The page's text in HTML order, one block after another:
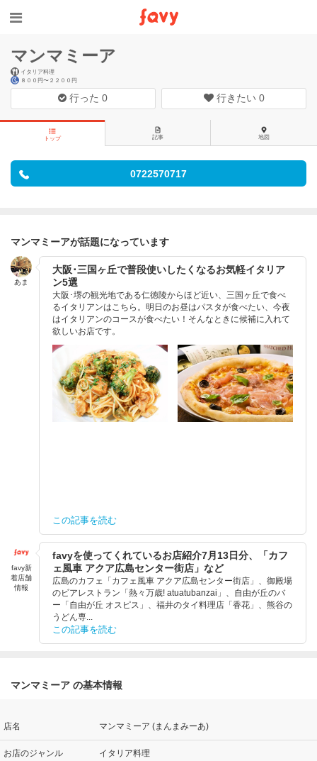
マンマミーア
イタリア料理
８００円〜２２００円
行った0 行きたい 0
トップ 記事 地図
0722570717
マンマミーアが話題になっています
あま
大阪･三国ヶ丘で普段使いしたくなるお気軽イタリア
ン5選
大阪･堺の観光地である仁徳陵からほど近い、三国ヶ丘で食べ
るイタリアンはこちら。明日のお昼はパスタが食べたい、今夜
はイタリアンのコースが食べたい！そんなときに候補に入れて
欲しいお店です。
この記事を読む
favy新
着店舗
情報
favyを使ってくれているお店紹介7月13日分、「カフ
ェ風車 アクア広島センター街店」など
広島のカフェ「カフェ風車 アクア広島センター街店」、御殿場
のビアレストラン「熱々万歳! atuatubanzai」、自由が丘のバ
ー「自由が丘 オスピス」、福井のタイ料理店「香花」、熊谷の
うどん専...
この記事を読む
マンマミーア の基本情報
店名 マンマミーア (まんまみーあ)
お店のジャンル イタリア料理